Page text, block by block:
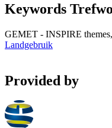
Keywords
GEMET - INSPIRE
Landgebruik
Provided by